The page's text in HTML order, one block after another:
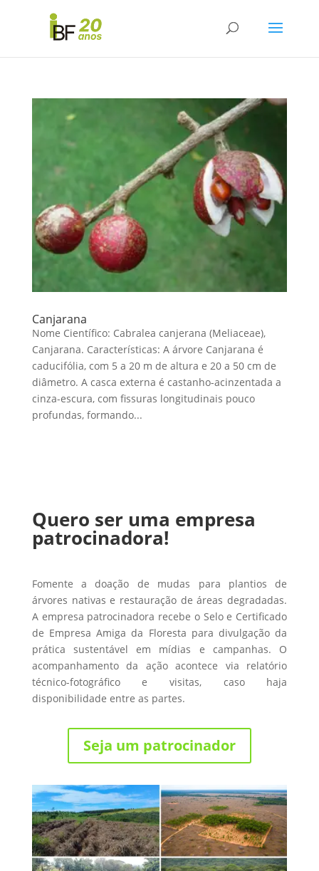
Canjarana
Nome Científico: Cabralea canjerana (Meliaceae),
Canjarana. Características: A árvore Canjarana é
caducifólia, com 5 a 20 m de altura e 20 a 50 cm de
diâmetro. A casca externa é castanho-acinzentada a
cinza-escura, com fissuras longitudinais pouco
profundas, formando...
Quero ser uma empresa
patrocinadora!
Fomente a doação de mudas para plantios de
árvores nativas e restauração de áreas degradadas.
A empresa patrocinadora recebe o Selo e Certificado
de Empresa Amiga da Floresta para divulgação da
prática sustentável em mídias e campanhas. O
acompanhamento da ação acontece via relatório
técnico-fotográfico e visitas, caso haja
disponibilidade entre as partes.
Seja um patrocinador